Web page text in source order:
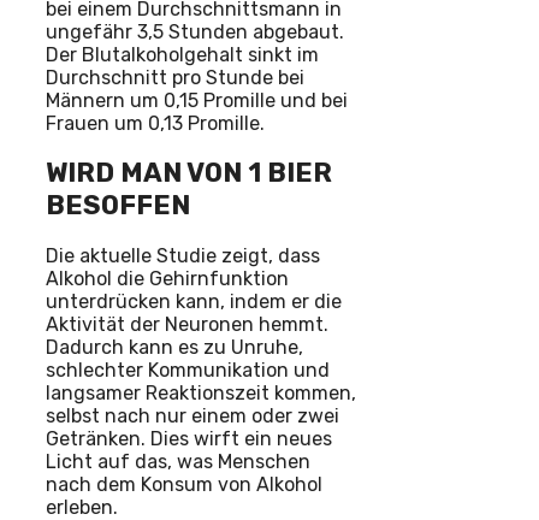
bei einem Durchschnittsmann in
ungefähr 3,5 Stunden abgebaut.
Der Blutalkoholgehalt sinkt im
Durchschnitt pro Stunde bei
Männern um 0,15 Promille und bei
Frauen um 0,13 Promille.
WIRD MAN VON 1 BIER
BESOFFEN
Die aktuelle Studie zeigt, dass
Alkohol die Gehirnfunktion
unterdrücken kann, indem er die
Aktivität der Neuronen hemmt.
Dadurch kann es zu Unruhe,
schlechter Kommunikation und
langsamer Reaktionszeit kommen,
selbst nach nur einem oder zwei
Getränken. Dies wirft ein neues
Licht auf das, was Menschen
nach dem Konsum von Alkohol
erleben.